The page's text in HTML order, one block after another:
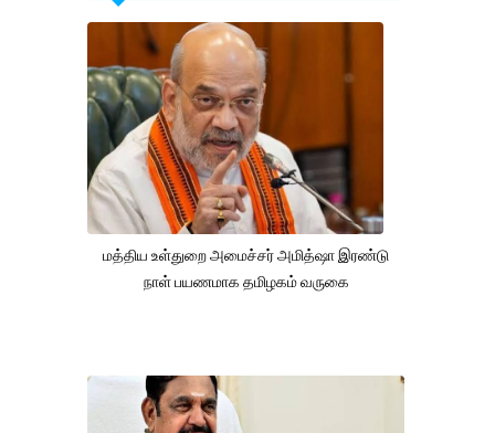
மத்திய உள்துறை அமைச்சர் அமித்ஷா இரண்டு
நாள் பயணமாக தமிழகம் வருகை